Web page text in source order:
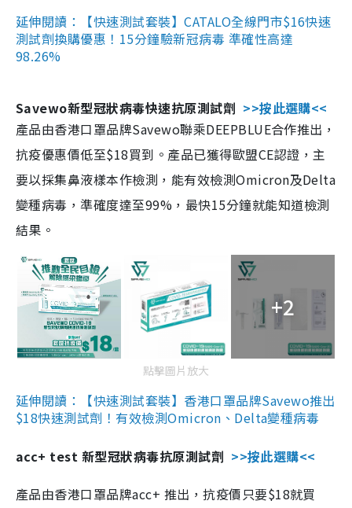
延伸閱讀：【快速測試套裝】CATALO全線門市$16快速
測試劑換購優惠！15分鐘驗新冠病毒 準確性高達
98.26%
Savewo新型冠狀病毒快速抗原測試劑 >>按此選購<<
產品由香港口罩品牌Savewo聯乘DEEPBLUE合作推出，
抗疫優惠價低至$18買到。產品已獲得歐盟CE認證，主
要以採集鼻液樣本作檢測，能有效檢測Omicron及Delta
變種病毒，準確度達至99%，最快15分鐘就能知道檢測
結果。
+2
點擊圖片放大
延伸閱讀：【快速測試套裝】香港口罩品牌Savewo推出
$18快速測試劑！有效檢測Omicron、Delta變種病毒
acc+ test 新型冠狀病毒抗原測試劑 >>按此選購<<
產品由香港口罩品牌acc+ 推出，抗疫價只要$18就買